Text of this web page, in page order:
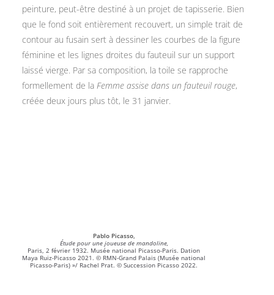
peinture, peut-être destiné à un projet de tapisserie. Bien
que le fond soit entièrement recouvert, un simple trait de
contour au fusain sert à dessiner les courbes de la figure
féminine et les lignes droites du fauteuil sur un support
laissé vierge. Par sa composition, la toile se rapproche
formellement de la Femme assise dans un fauteuil rouge,
créée deux jours plus tôt, le 31 janvier.
Pablo Picasso,
Étude pour une joueuse de mandoline,
Paris, 2 février 1932. Musée national Picasso-Paris. Dation
Maya Ruiz-Picasso 2021. © RMN-Grand Palais (Musée national
Picasso-Paris) »/ Rachel Prat. © Succession Picasso 2022.